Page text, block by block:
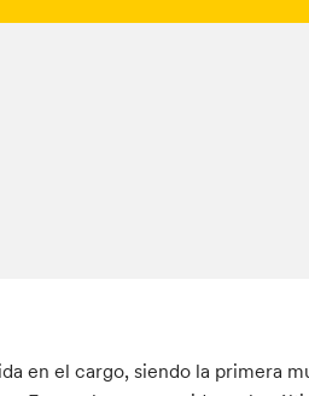
en el cargo, siendo la primera